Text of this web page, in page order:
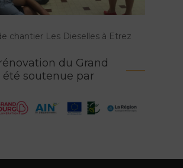
chantier Les Dieselles à Etrez
du Grand
été soutenue par